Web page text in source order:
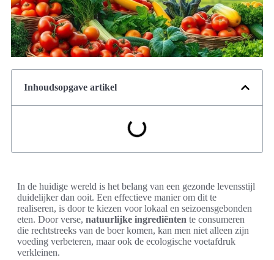
Inhoudsopgave artikel
In de huidige wereld is het belang van een gezonde levensstijl
duidelijker dan ooit. Een effectieve manier om dit te
realiseren, is door te kiezen voor lokaal en seizoensgebonden
eten. Door verse, natuurlijke ingrediënten te consumeren
die rechtstreeks van de boer komen, kan men niet alleen zijn
voeding verbeteren, maar ook de ecologische voetafdruk
verkleinen.